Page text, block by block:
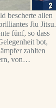
bescherte allen
Jiu Jitsu.
fünf, so dass
bot,
zahlten
von…